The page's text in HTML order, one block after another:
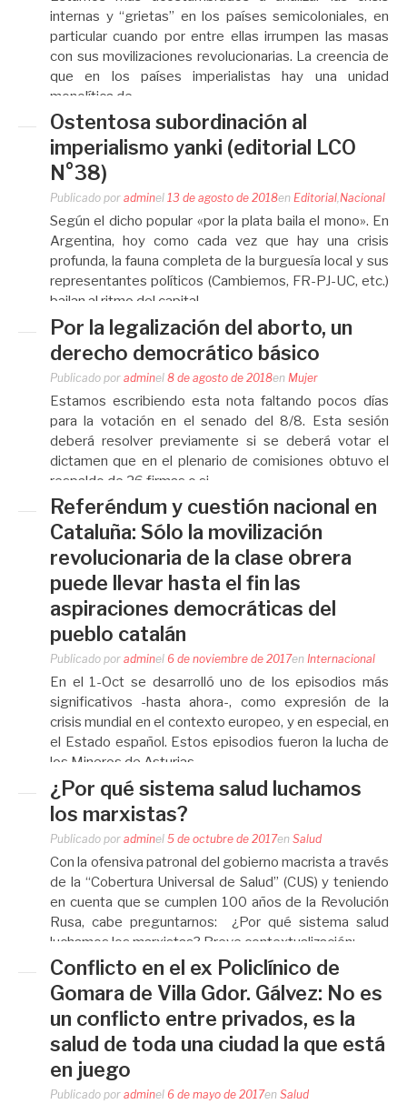
internas y “grietas” en los países semicoloniales, en
particular cuando por entre ellas irrumpen las masas
con sus movilizaciones revolucionarias. La creencia de
que en los países imperialistas hay una unidad
monolítica de…
Ostentosa subordinación al
imperialismo yanki (editorial LCO
N°38)
Publicado por adminel 13 de agosto de 2018en Editorial,Nacional
Según el dicho popular «por la plata baila el mono». En
Argentina, hoy como cada vez que hay una crisis
profunda, la fauna completa de la burguesía local y sus
representantes políticos (Cambiemos, FR-PJ-UC, etc.)
bailan al ritmo del capital…
Por la legalización del aborto, un
derecho democrático básico
Publicado por adminel 8 de agosto de 2018en Mujer
Estamos escribiendo esta nota faltando pocos días
para la votación en el senado del 8/8. Esta sesión
deberá resolver previamente si se deberá votar el
dictamen que en el plenario de comisiones obtuvo el
respaldo de 26 firmas o si…
Referéndum y cuestión nacional en
Cataluña: Sólo la movilización
revolucionaria de la clase obrera
puede llevar hasta el fin las
aspiraciones democráticas del
pueblo catalán
Publicado por adminel 6 de noviembre de 2017en Internacional
En el 1-Oct se desarrolló uno de los episodios más
significativos -hasta ahora-, como expresión de la
crisis mundial en el contexto europeo, y en especial, en
el Estado español. Estos episodios fueron la lucha de
los Mineros de Asturias,…
¿Por qué sistema salud luchamos
los marxistas?
Publicado por adminel 5 de octubre de 2017en Salud
Con la ofensiva patronal del gobierno macrista a través
de la “Cobertura Universal de Salud” (CUS) y teniendo
en cuenta que se cumplen 100 años de la Revolución
Rusa, cabe preguntarnos: ¿Por qué sistema salud
luchamos los marxistas? Breve contextualización:…
Conflicto en el ex Policlínico de
Gomara de Villa Gdor. Gálvez: No es
un conflicto entre privados, es la
salud de toda una ciudad la que está
en juego
Publicado por adminel 6 de mayo de 2017en Salud